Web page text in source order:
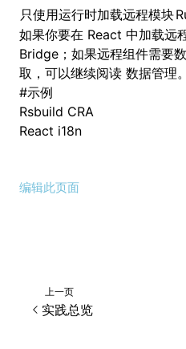
只使用运行时加载远程模块
如果你要在 React 中加载远
Bridge ；如果远程组件需要
取，可以继续阅读 数据管理。
#示例
Rsbuild CRA
React i18n
编辑此页面
上一页
实践总览